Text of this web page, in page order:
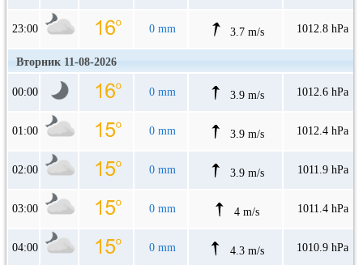
23:00 0 mm 3.7 m/s 1012.8 hPa
Вторник 11-08-2026
00:00 0 mm 3.9 m/s 1012.6 hPa
01:00 0 mm 3.9 m/s 1012.4 hPa
02:00 0 mm 3.9 m/s 1011.9 hPa
03:00 0 mm 4 m/s 1011.4 hPa
04:00 0 mm 4.3 m/s 1010.9 hPa